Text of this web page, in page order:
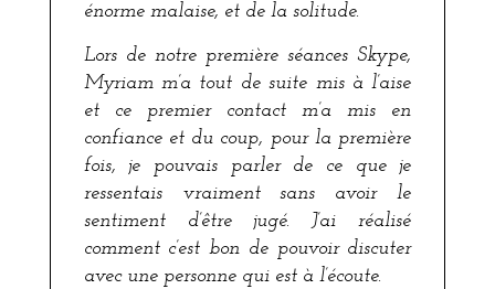
énorme malaise, et de la solitude.
Lors de notre première séances Skype,
Myriam m’a tout de suite mis à l’aise
et ce premier contact m’a mis en
confiance et du coup, pour la première
fois, je pouvais parler de ce que je
ressentais vraiment sans avoir le
sentiment d’être jugé. J’ai réalisé
comment c’est bon de pouvoir discuter
avec une personne qui est à l’écoute.